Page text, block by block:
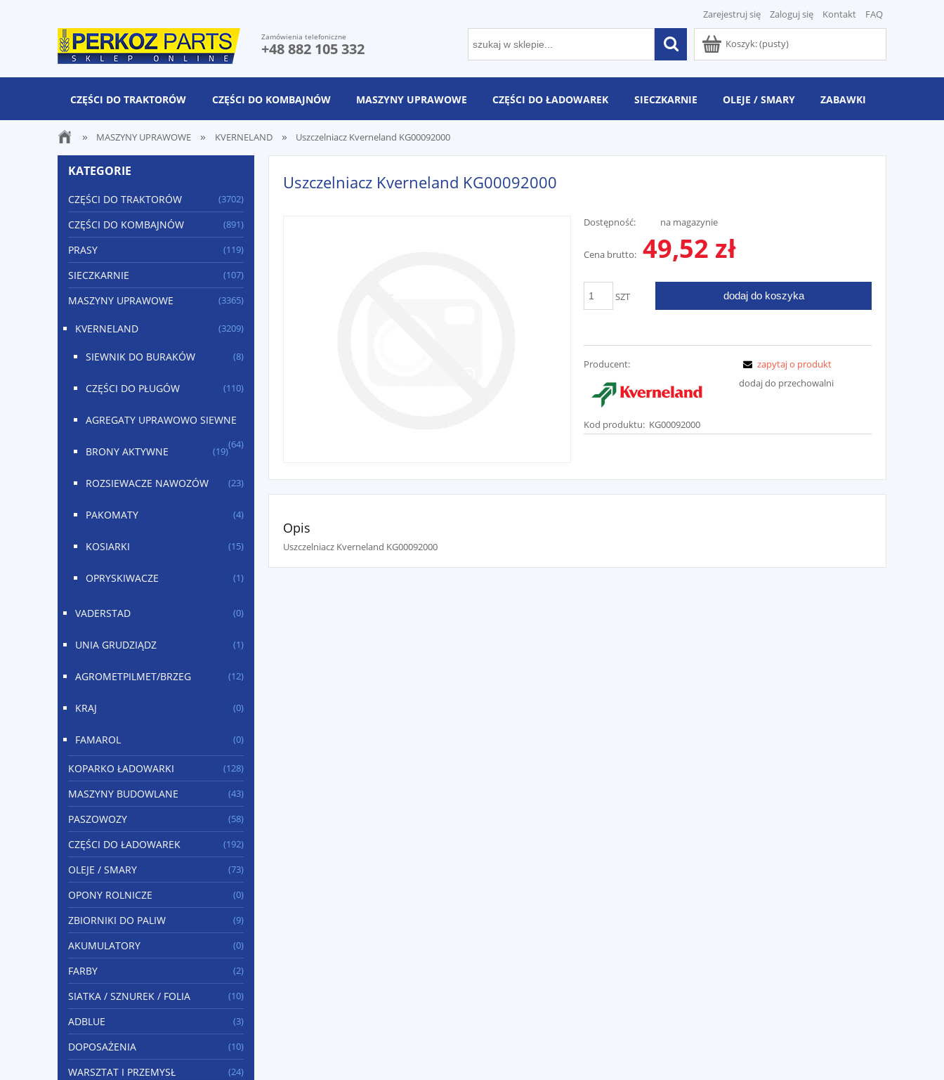
Zarejestruj się Zaloguj się Kontakt FAQ
Koszyk:(pusty)
Zamówienia telefoniczne
+48 882 105 332
CZĘŚCI DO TRAKTORÓW CZĘŚCI DO KOMBAJNÓW MASZYNY UPRAWOWE CZĘŚCI DO ŁADOWAREK SIECZKARNIE OLEJE / SMARY ZABAWKI
» MASZYNY UPRAWOWE » KVERNELAND » Uszczelniacz Kverneland KG00092000
KATEGORIE
CZĘŚCI DO TRAKTORÓW (3702)
CZĘŚCI DO KOMBAJNÓW (891)
PRASY (119)
SIECZKARNIE (107)
MASZYNY UPRAWOWE (3365)
KVERNELAND (3209)
SIEWNIK DO BURAKÓW (8)
CZĘŚCI DO PŁUGÓW (110)
AGREGATY UPRAWOWO SIEWNE
(64)
BRONY AKTYWNE (19)
ROZSIEWACZE NAWOZÓW (23)
PAKOMATY (4)
KOSIARKI (15)
OPRYSKIWACZE (1)
VADERSTAD (0)
UNIA GRUDZIĄDZ (1)
AGROMETPILMET/BRZEG (12)
KRAJ (0)
FAMAROL (0)
KOPARKO ŁADOWARKI (128)
MASZYNY BUDOWLANE (43)
PASZOWOZY (58)
CZĘŚCI DO ŁADOWAREK (192)
OLEJE / SMARY (73)
OPONY ROLNICZE (0)
ZBIORNIKI DO PALIW (9)
AKUMULATORY (0)
FARBY (2)
SIATKA / SZNUREK / FOLIA (10)
ADBLUE (3)
DOPOSAŻENIA (10)
WARSZTAT I PRZEMYSŁ (24)
Uszczelniacz Kverneland KG00092000
Dostępność: na magazynie
Cena brutto: 49,52 zł
SZT dodaj do koszyka
Producent:
Kod produktu: KG00092000
zapytaj o produkt
dodaj do przechowalni
Opis
Uszczelniacz Kverneland KG00092000